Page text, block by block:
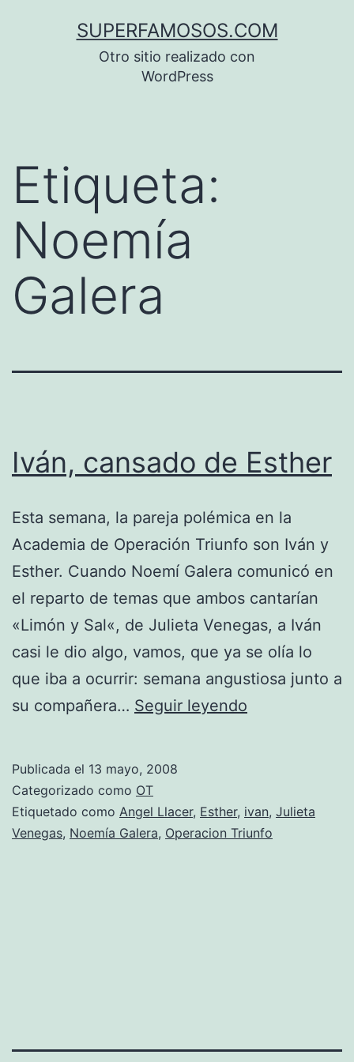
SUPERFAMOSOS.COM
Otro sitio realizado con
WordPress
Etiqueta:
Noemía
Galera
Iván, cansado de Esther
Esta semana, la pareja polémica en la
Academia de Operación Triunfo son Iván y
Esther. Cuando Noemí Galera comunicó en
el reparto de temas que ambos cantarían
«Limón y Sal«, de Julieta Venegas, a Iván
casi le dio algo, vamos, que ya se olía lo
que iba a ocurrir: semana angustiosa junto a
su compañera… Seguir leyendo
Publicada el 13 mayo, 2008
Categorizado como OT
Etiquetado como Angel Llacer, Esther, ivan, Julieta
Venegas, Noemía Galera, Operacion Triunfo